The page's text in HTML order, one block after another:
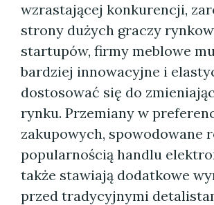
wzrastającej konkurencji,
strony dużych graczy
startupów, firmy meblowe
bardziej innowacyjne i
dostosować się do
rynku. Przemiany w
zakupowych, spowodowane
popularnością handlu
także stawiają dodatkowe
przed tradycyjnymi